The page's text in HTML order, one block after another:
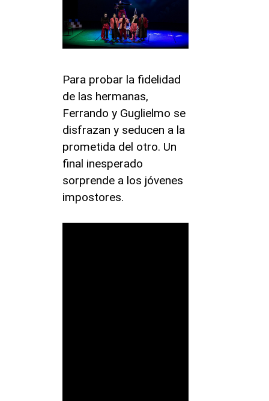
Para probar la fidelidad
de las hermanas,
Ferrando y Guglielmo se
disfrazan y seducen a la
prometida del otro. Un
final inesperado
sorprende a los jóvenes
impostores.